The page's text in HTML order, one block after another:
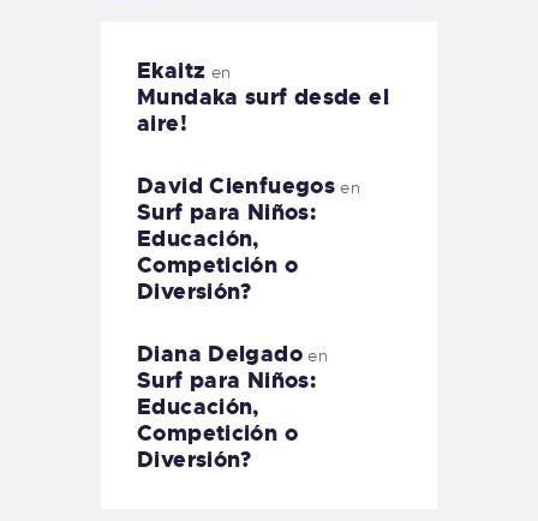
Ekaitz en
Mundaka surf desde el
aire!
David Cienfuegos en
Surf para Niños:
Educación,
Competición o
Diversión?
Diana Delgadoen
Surf para Niños:
Educación,
Competición o
Diversión?